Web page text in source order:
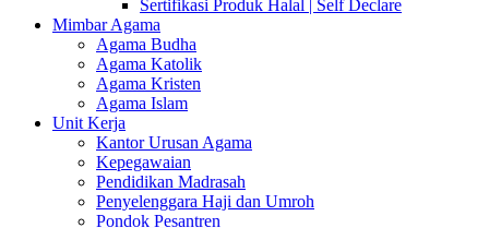
Sertifikasi Produk Halal | Self Declare
Mimbar Agama
Agama Budha
Agama Katolik
Agama Kristen
Agama Islam
Unit Kerja
Kantor Urusan Agama
Kepegawaian
Pendidikan Madrasah
Penyelenggara Haji dan Umroh
Pondok Pesantren